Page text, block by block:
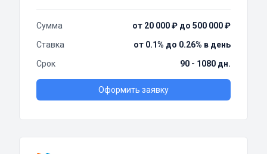
Сумма
от 20 000 ₽ до 500 000 ₽
Ставка
от 0.1% до 0.26% в день
Срок
90 - 1080 дн.
Оформить заявку